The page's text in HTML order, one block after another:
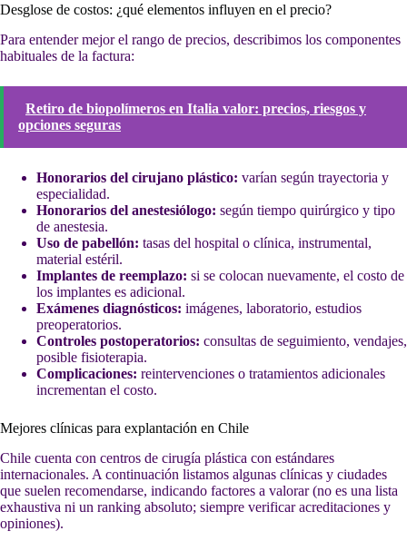
Desglose de costos: ¿qué elementos influyen en el precio?
Para entender mejor el rango de precios, describimos los componentes
habituales de la factura:
Retiro de biopolímeros en Italia valor: precios, riesgos y
opciones seguras
Honorarios del cirujano plástico: varían según trayectoria y
especialidad.
Honorarios del anestesiólogo: según tiempo quirúrgico y tipo
de anestesia.
Uso de pabellón: tasas del hospital o clínica, instrumental,
material estéril.
Implantes de reemplazo: si se colocan nuevamente, el costo de
los implantes es adicional.
Exámenes diagnósticos: imágenes, laboratorio, estudios
preoperatorios.
Controles postoperatorios: consultas de seguimiento, vendajes,
posible fisioterapia.
Complicaciones: reintervenciones o tratamientos adicionales
incrementan el costo.
Mejores clínicas para explantación en Chile
Chile cuenta con centros de cirugía plástica con estándares
internacionales. A continuación listamos algunas clínicas y ciudades
que suelen recomendarse, indicando factores a valorar (no es una lista
exhaustiva ni un ranking absoluto; siempre verificar acreditaciones y
opiniones).